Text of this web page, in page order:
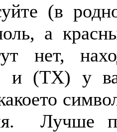
(в
а
нет,
и (TX) у
Лучше